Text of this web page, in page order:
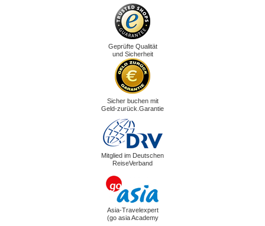
Geprüfte Qualität
und Sicherheit
Sicher buchen mit
Geld-zurück.Garantie
Mitglied im Deutschen
ReiseVerband
Asia-Travelexpert
(go asia Academy